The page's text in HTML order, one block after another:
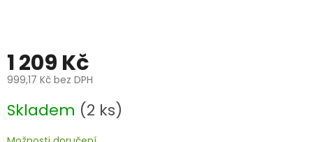
1 209 Kč
999,17 Kč bez DPH
cena:
Skladem (2 ks)